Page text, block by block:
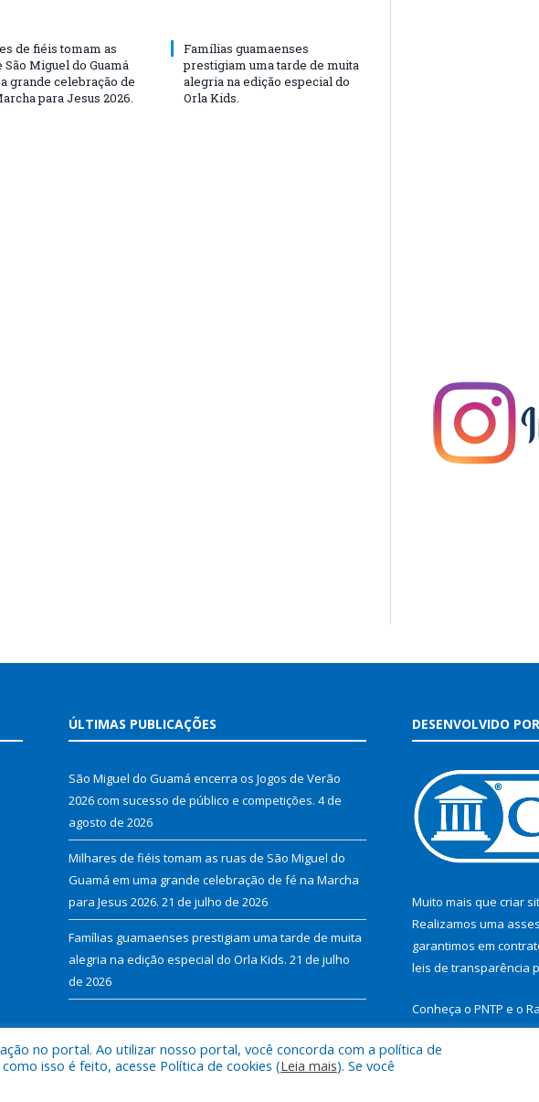
de fiéis tomam as
São Miguel do Guamá
grande celebração de
para Jesus 2026.
Famílias guamaenses
prestigiam uma tarde de muita
alegria na edição especial do
Orla Kids.
ÚLTIMAS PUBLICAÇÕES
São Miguel do Guamá encerra os Jogos de Verão
2026 com sucesso de público e competições. 4 de
agosto de 2026
Milhares de fiéis tomam as ruas de São Miguel do
Guamá em uma grande celebração de fé na Marcha
para Jesus 2026. 21 de julho de 2026
Famílias guamaenses prestigiam uma tarde de muita
alegria na edição especial do Orla Kids. 21 de julho
de 2026
DESENVOLVIDO
Muito mais que criar
Realizamos uma
garantimos em
leis de transparência
Conheça o PNTP e o
no portal. Ao utilizar nosso portal, você concorda com a política de
isso é feito, acesse Política de cookies (Leia mais). Se você